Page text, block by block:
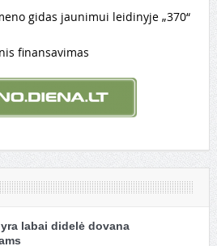
gidas jaunimui leidinyje „370“
finansavimas
labai didelė dovana